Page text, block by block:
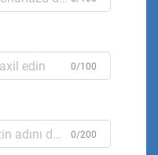
0/100
0/200